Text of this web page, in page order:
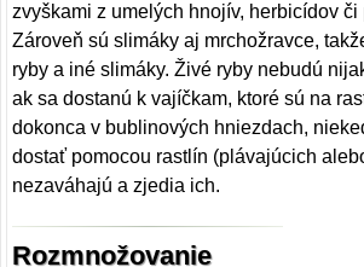
zvyškami z umelých hnojív, herbicídov či
Zároveň sú slimáky aj mrchožravce,
ryby a iné slimáky. Živé ryby nebudú
ak sa dostanú k vajíčkam, ktoré sú na
dokonca v bublinových hniezdach,
dostať pomocou rastlín (plávajúcich
nezaváhajú a zjedia ich.
Rozmnožovanie